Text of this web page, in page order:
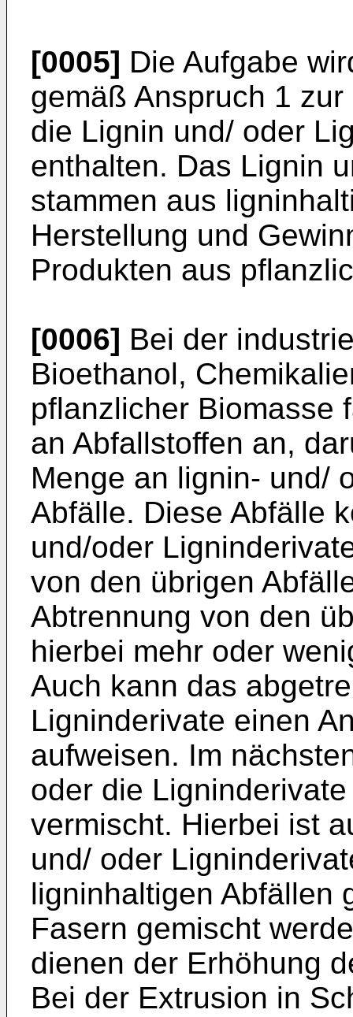
[0005] Die Aufgabe
gemäß Anspruch 1
die Lignin und/ oder
enthalten. Das Lignin
stammen aus
Herstellung und
Produkten aus
[0006] Bei der
Bioethanol,
pflanzlicher Biomasse
an Abfallstoffen an,
Menge an lignin- und/
Abfälle. Diese Abfälle
und/oder
von den übrigen
Abtrennung von den
hierbei mehr oder
Auch kann das
Ligninderivate einen
aufweisen. Im
oder die
vermischt. Hierbei ist
und/ oder
ligninhaltigen Abfällen
Fasern gemischt
dienen der Erhöhung
Bei der Extrusion in